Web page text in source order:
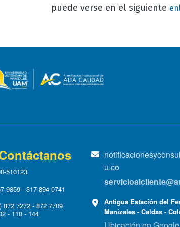
puede verse en el siguiente
Contáctanos
510123
9859 - 317 894 0741
872 7272 - 872 7709
- 110 - 144
u.co
Antigua Estación del
Manizales - Caldas -